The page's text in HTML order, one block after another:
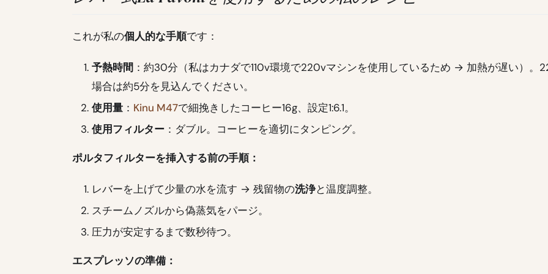
これが私の個人的な手順です：
予熱時間 ：約30分（私はカナダで110v環境で220vマシンを使用しているため → 加熱が遅い）。
場合は約5分を見込んでください。
使用量 ： Kinu M47で細挽きしたコーヒー16g、設定1:6.1。
使用フィルター ：ダブル。コーヒーを適切にタンピング。
ポルタフィルターを挿入する前の手順：
レバーを上げて少量の水を流す → 残留物の洗浄と温度調整。
スチームノズルから偽蒸気をパージ。
圧力が安定するまで数秒待つ。
エスプレッソの準備：